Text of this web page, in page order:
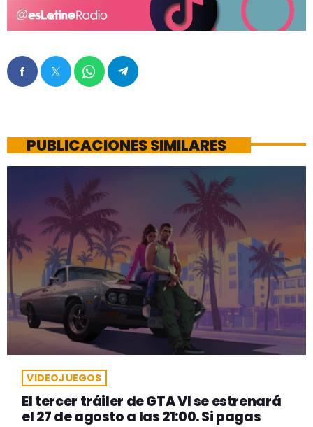
PUBLICACIONES SIMILARES
VIDEOJUEGOS
El tercer tráiler de GTA VI se estrenará
el 27 de agosto a las 21:00. Si pagas